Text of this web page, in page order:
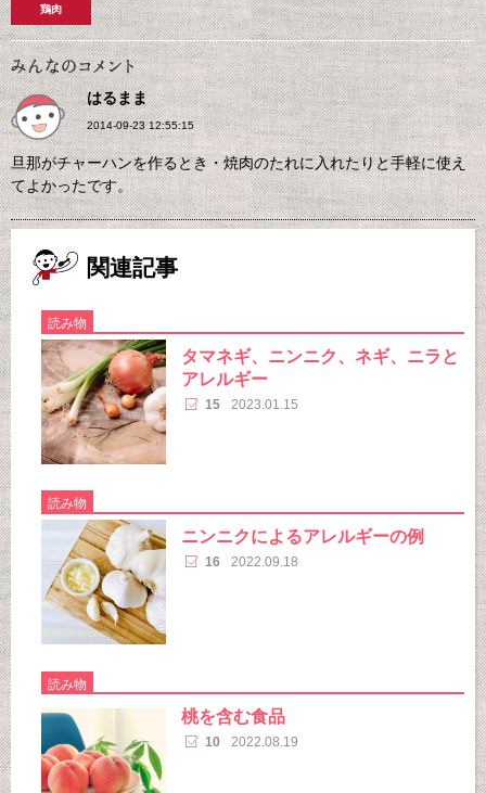
鶏肉
はるまま
2014-09-23 12:55:15
旦那がチャーハンを作るとき・焼肉のたれに入れたりと手軽に使え
てよかったです。
関連記事
読み物
タマネギ、ニンニク、ネギ、ニラと
アレルギー
15 2023.01.15
読み物
ニンニクによるアレルギーの例
16 2022.09.18
読み物
桃を含む食品
10 2022.08.19